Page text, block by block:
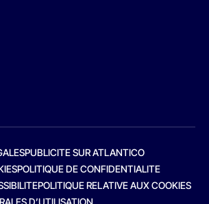
PUBLICITE SUR ATLANTICO
POLITIQUE DE CONFIDENTIALITE
POLITIQUE RELATIVE AUX COOKIES
D’UTILISATION